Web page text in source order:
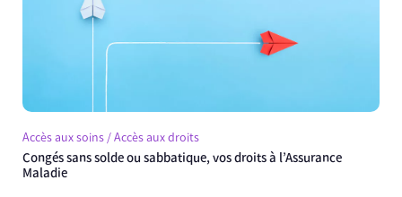
Accès aux soins / Accès aux droits
Congés sans solde ou sabbatique, vos droits à l’Assurance
Maladie